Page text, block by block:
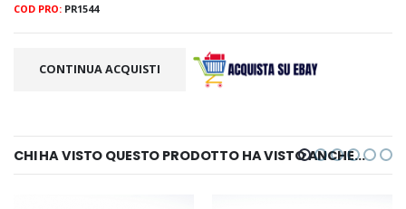
COD PRO: PR1544
CONTINUA ACQUISTI
CHI HA VISTO QUESTO PRODOTTO HA VISTO ANCHE...